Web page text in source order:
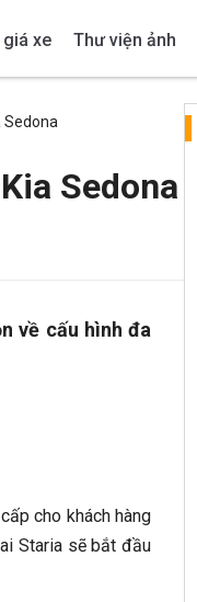
giá xe Thư viện ảnh
Sedona
Sedona
về cấu hình đa
cho khách hàng
Staria sẽ bắt đầu